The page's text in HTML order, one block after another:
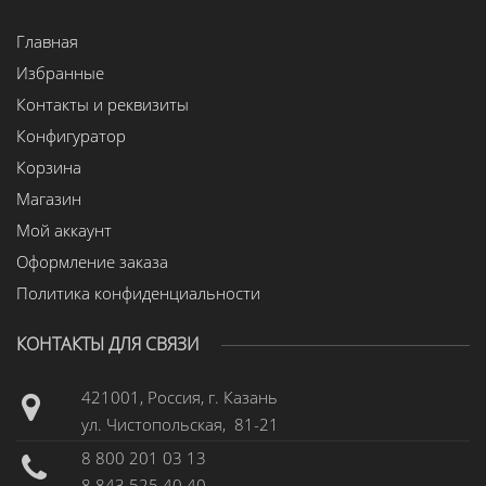
Главная
Избранные
Контакты и реквизиты
Конфигуратор
Корзина
Магазин
Мой аккаунт
Оформление заказа
Политика конфиденциальности
КОНТАКТЫ ДЛЯ СВЯЗИ
421001, Россия, г. Казань
ул. Чистопольская, 81-21
8 800 201 03 13